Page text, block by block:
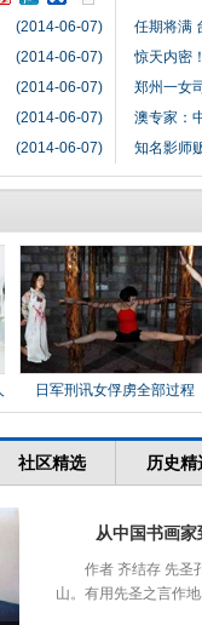
(2014-06-07)
(2014-06-07)
(2014-06-07)
(2014-06-07)
(2014-06-07)
任期将满
惊天内密
郑州一女
澳专家：
知名影师
日军刑讯女俘虏全部过程